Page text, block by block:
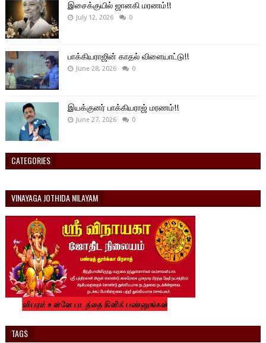
இசைக்குயில் ஜானகி மரணம்!!
July 12, 2026 0
பாக்கியராஜின் காதல் விளையாட்டு!!
June 28, 2026 0
இயக்குனர் பாக்கியராஜ் மரணம்!!
June 27, 2026 0
CATEGORIES
VINAYAGA JOTHIDA NILAYAM
TAGS